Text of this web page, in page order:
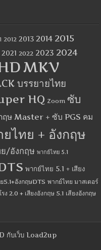
2012 2013 2014 2015
2021 2022 2023 2024
MKV
บรรยายไทย
HQ Zoom ซับ
ฤษ Master + ซับ PGS คม
ยไทย + อังกฤษ
/อังกฤษ พากย์ไทย 5.1
พากย์ไทย 5.1 + เสียง
5.1+อังกฤษDTS พากย์ไทย มาสเตอร์
ง 2.0 + เสียงอังกฤษ 5.1 เสียงอังกฤษ
กับเว็บ Load2up